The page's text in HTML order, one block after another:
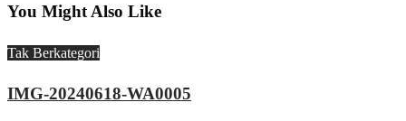
You Might Also Like
Tak Berkategori
IMG-20240618-WA0005